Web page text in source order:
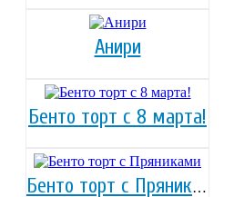
Анири
Бенто торт с 8 марта!
Бенто торт с Пряниками